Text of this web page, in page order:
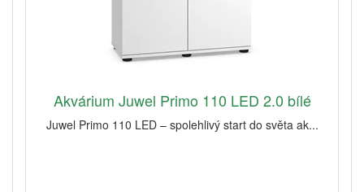
Akvárium Juwel Primo 110 LED 2.0 bílé
Juwel Primo 110 LED – spolehlivý start do světa ak...